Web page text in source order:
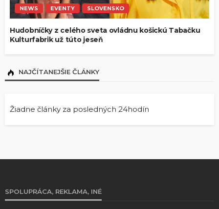
NEWS EVENTY SLOVENSKO
Hudobníčky z celého sveta ovládnu košickú Tabačku
Kulturfabrik už túto jeseň
NAJČÍTANEJŠIE ČLÁNKY
Žiadne články za posledných 24hodín
SPOLUPRÁCA, REKLAMA, INÉ